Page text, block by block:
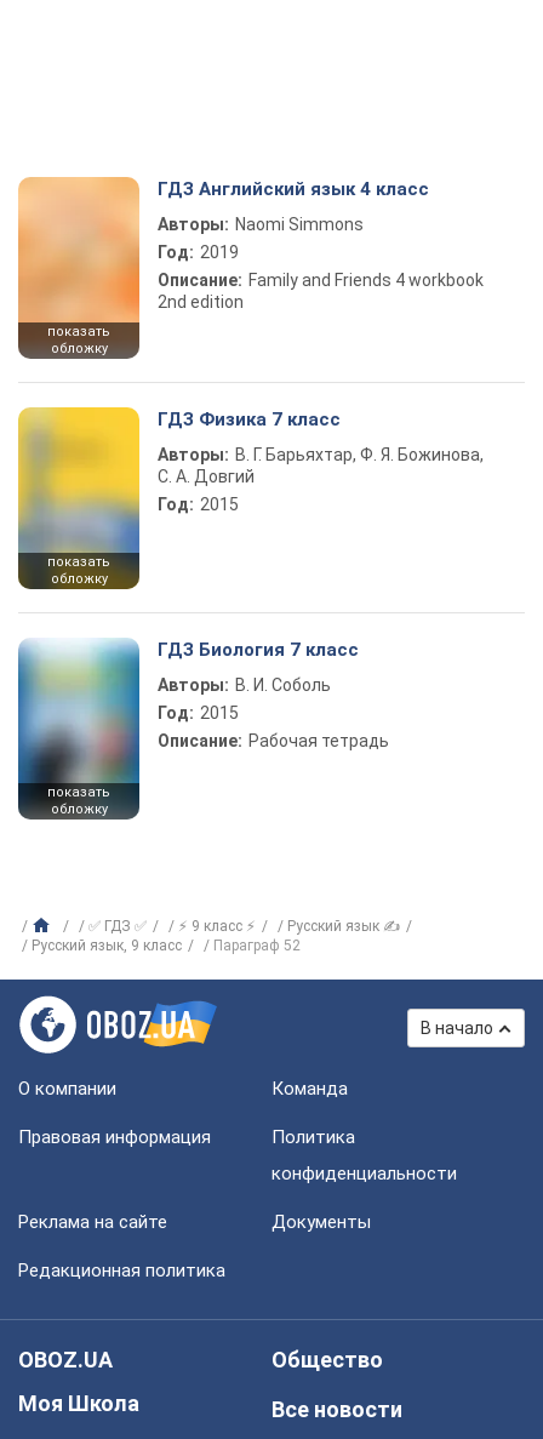
показать
обложку
ГДЗ Английский язык 4 класс
Авторы: Naomi Simmons
Год: 2019
Описание: Family and Friends 4 workbook
2nd edition
показать
обложку
ГДЗ Физика 7 класс
Авторы: В. Г. Барьяхтар, Ф. Я. Божинова,
С. А. Довгий
Год: 2015
показать
обложку
ГДЗ Биология 7 класс
Авторы: В. И. Соболь
Год: 2015
Описание: Рабочая тетрадь
✅ ГДЗ ✅ ⚡ 9 класс ⚡
Русский язык ✍
Русский язык, 9 класс
Параграф 52
В начало
О компании Команда
Правовая информация
Политика
конфиденциальности
Реклама на сайте Документы
Редакционная политика
OBOZ.UA
Моя Школа
Общество
Все новости